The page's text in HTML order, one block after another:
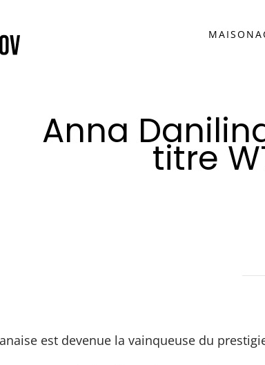
MAISON
Anna
titre
est devenue la vainqueuse du